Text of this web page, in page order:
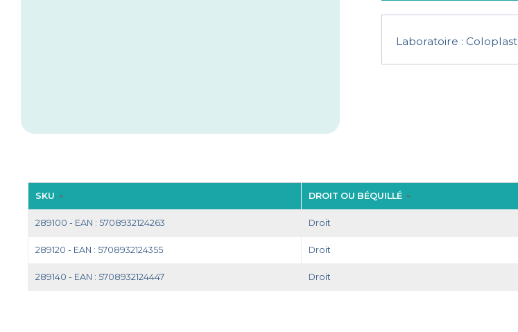
Laboratoire :Coloplast
SKU DROIT OU BÉQUILLÉ
289100 - EAN : 5708932124263 Droit
289120 - EAN : 5708932124355 Droit
289140 - EAN : 5708932124447 Droit